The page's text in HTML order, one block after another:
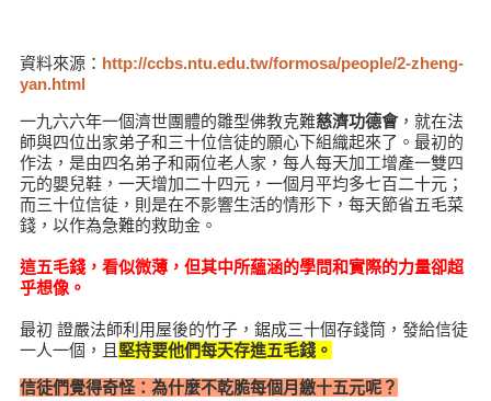
資料來源： http://ccbs.ntu.edu.tw/formosa/people/2-zheng-
yan.html
一九六六年一個濟世團體的雛型佛教克難慈濟功德會，就在法
師與四位出家弟子和三十位信徒的願心下組織起來了。最初的
作法，是由四名弟子和兩位老人家，每人每天加工增產一雙四
元的嬰兒鞋，一天增加二十四元，一個月平均多七百二十元；
而三十位信徒，則是在不影響生活的情形下，每天節省五毛菜
錢，以作為急難的救助金。
這五毛錢，看似微薄，但其中所蘊涵的學問和實際的力量卻超
乎想像。
最初 證嚴法師利用屋後的竹子，鋸成三十個存錢筒，發給信徒
一人一個，且 堅持要他們每天存進五毛錢。
信徒們覺得奇怪：為什麼不乾脆每個月繳十五元呢？